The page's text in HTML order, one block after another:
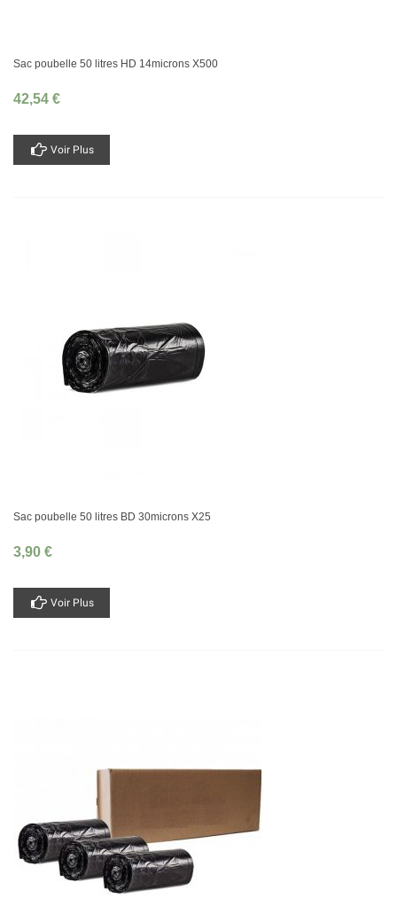
Sac poubelle 50 litres HD 14microns X500
42,54 €
Voir Plus
Sac poubelle 50 litres BD 30microns X25
3,90 €
Voir Plus